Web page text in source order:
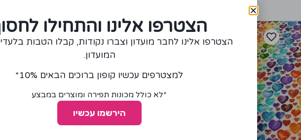
הצטרפו אלינו והתחילו
הצטרפו אלינו לחבר מועדון וצברו נקודות, קבלו הטבות
המועדון.
למצטרפים עכשיו קופון ברוכים הבאים 10%*
*לא כולל מכונות תפירה ומוצרים במבצע
הירשמו עכשיו